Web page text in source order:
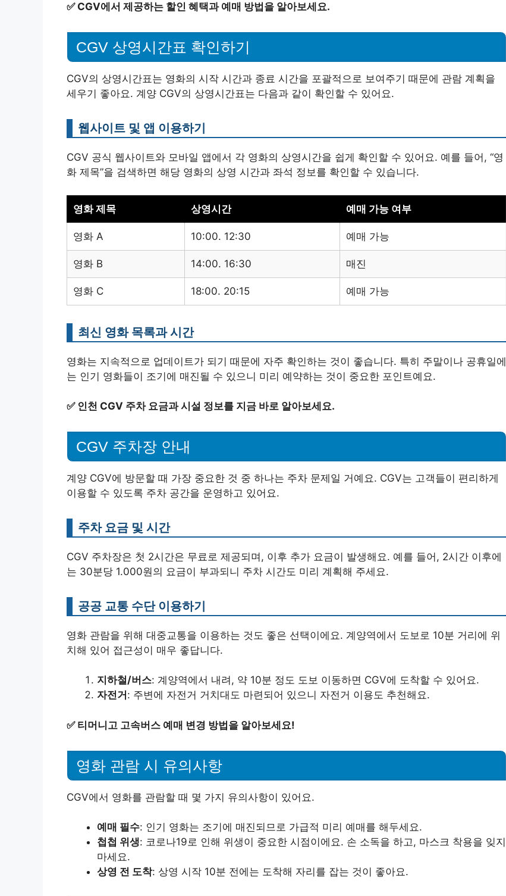
✅ CGV에서 제공하는 할인 혜택과 예매 방법을 알아보세요.
CGV 상영시간표 확인하기
CGV의 상영시간표는 영화의 시작 시간과 종료 시간을 포괄적으로 보여주기 때문에 관람 계획을
세우기 좋아요. 계양 CGV의 상영시간표는 다음과 같이 확인할 수 있어요.
웹사이트 및 앱 이용하기
CGV 공식 웹사이트와 모바일 앱에서 각 영화의 상영시간을 쉽게 확인할 수 있어요. 예를 들어, “영
화 제목”을 검색하면 해당 영화의 상영 시간과 좌석 정보를 확인할 수 있습니다.
영화 제목 상영시간 예매 가능 여부
영화 A 10:00. 12:30 예매 가능
영화 B 14:00. 16:30 매진
영화 C 18:00. 20:15 예매 가능
최신 영화 목록과 시간
영화는 지속적으로 업데이트가 되기 때문에 자주 확인하는 것이 좋습니다. 특히 주말이나 공휴일에
는 인기 영화들이 조기에 매진될 수 있으니 미리 예약하는 것이 중요한 포인트예요.
✅ 인천 CGV 주차 요금과 시설 정보를 지금 바로 알아보세요.
CGV 주차장 안내
계양 CGV에 방문할 때 가장 중요한 것 중 하나는 주차 문제일 거예요. CGV는 고객들이 편리하게
이용할 수 있도록 주차 공간을 운영하고 있어요.
주차 요금 및 시간
CGV 주차장은 첫 2시간은 무료로 제공되며, 이후 추가 요금이 발생해요. 예를 들어, 2시간 이후에
는 30분당 1.000원의 요금이 부과되니 주차 시간도 미리 계획해 주세요.
공공 교통 수단 이용하기
영화 관람을 위해 대중교통을 이용하는 것도 좋은 선택이에요. 계양역에서 도보로 10분 거리에 위
치해 있어 접근성이 매우 좋답니다.
지하철/버스: 계양역에서 내려, 약 10분 정도 도보 이동하면 CGV에 도착할 수 있어요.
자전거 : 주변에 자전거 거치대도 마련되어 있으니 자전거 이용도 추천해요.
✅ 티머니고 고속버스 예매 변경 방법을 알아보세요!
영화 관람 시 유의사항
CGV에서 영화를 관람할 때 몇 가지 유의사항이 있어요.
예매 필수: 인기 영화는 조기에 매진되므로 가급적 미리 예매를 해두세요.
첩첩 위생: 코로나19로 인해 위생이 중요한 시점이에요. 손 소독을 하고, 마스크 착용을 잊지
마세요.
상영 전 도착: 상영 시작 10분 전에는 도착해 자리를 잡는 것이 좋아요.